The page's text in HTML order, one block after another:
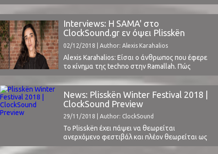
συνομίλησε με την DEBONAIR. Η εκλεκτική dj,
είναι ένα από τα ιδρυτικά στελέχη του
επιδραστικού λονδρεζικου ραδιοφωνικού
σταθμού NTS και είναι γνωστή για την
ικανότητά της να αναμιγνύει στα sets της
κομμάτια από ετεροκλητα μουσικά ...
Interviews: Η SAMA' στο
ClockSound.gr εν όψει Plisskën
Festival (gr + eng)
02/12/2018 | Author: Alexis Karahalios
Alexis Karahalios: Είσαι ο άνθρωπος που έφερε
το κίνημα της techno στην Ramallah. Πώς
άρχισαν όλα; Πόσο εύκολο ήταν για ένα κορίτσι
της Παλαιστίνης που υποφέρει, να είναι
πρωτοπόρος ενός τέτοιου κινήματος;SAMA’:
Όλα άρχισαν με μία αποτυχία, όπως γίνεται
η οποία έστρωσε τον ...
News: Plisskën Winter Festival 2018 |
ClockSound Preview
29/11/2018 | Author: ClockSound
Το Plisskën έχει πάψει να θεωρείται
ανερχόμενο φεστιβάλ και πλέον θεωρείται ως
ένα από τα κορυφαία, στο είδος του, στην